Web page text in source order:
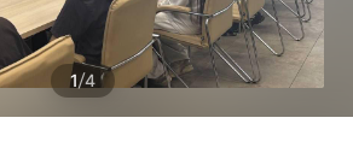
1/4